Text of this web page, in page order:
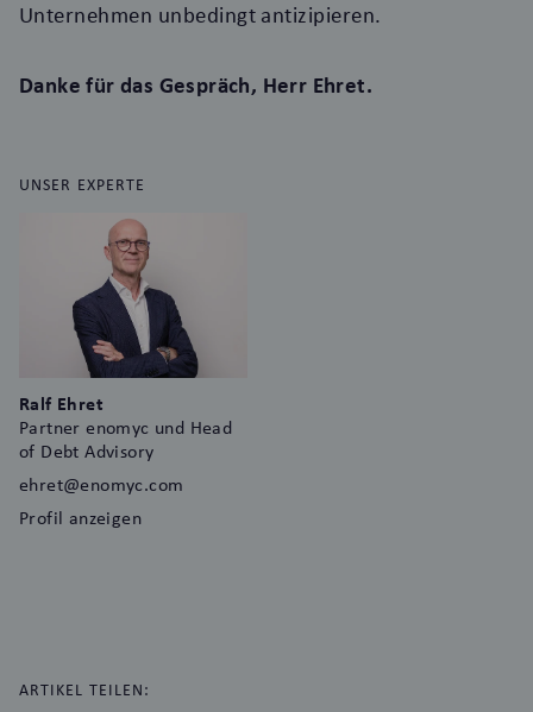
Unternehmen unbedingt antizipieren.
Danke für das Gespräch, Herr Ehret.
UNSER EXPERTE
Ralf Ehret
Partner enomyc und Head
of Debt Advisory
ehret@enomyc.com
Profil anzeigen
ARTIKEL TEILEN: